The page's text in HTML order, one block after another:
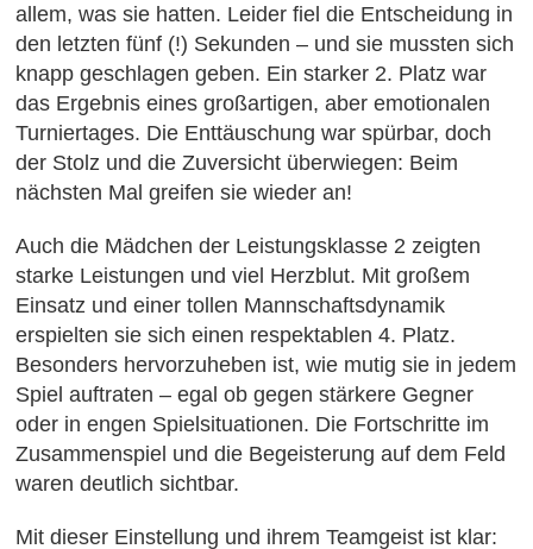
allem, was sie hatten. Leider fiel die Entscheidung in
den letzten fünf (!) Sekunden – und sie mussten sich
knapp geschlagen geben. Ein starker 2. Platz war
das Ergebnis eines großartigen, aber emotionalen
Turniertages. Die Enttäuschung war spürbar, doch
der Stolz und die Zuversicht überwiegen: Beim
nächsten Mal greifen sie wieder an!
Auch die Mädchen der Leistungsklasse 2 zeigten
starke Leistungen und viel Herzblut. Mit großem
Einsatz und einer tollen Mannschaftsdynamik
erspielten sie sich einen respektablen 4. Platz.
Besonders hervorzuheben ist, wie mutig sie in jedem
Spiel auftraten – egal ob gegen stärkere Gegner
oder in engen Spielsituationen. Die Fortschritte im
Zusammenspiel und die Begeisterung auf dem Feld
waren deutlich sichtbar.
Mit dieser Einstellung und ihrem Teamgeist ist klar: